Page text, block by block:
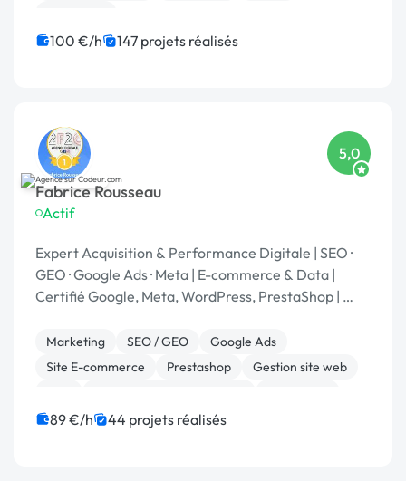
100 €/h 147 projets réalisés
Fabrice Rousseau
Actif
5,0
Expert Acquisition & Performance Digitale | SEO ·
GEO · Google Ads · Meta | E-commerce & Data |
Certifié Google, Meta, WordPress, PrestaShop | 🏆
Marketing SEO / GEO
Google Ads
Site E-commerce
Prestashop
Gestion site web
Web Analytics
89 €/h 44 projets réalisés